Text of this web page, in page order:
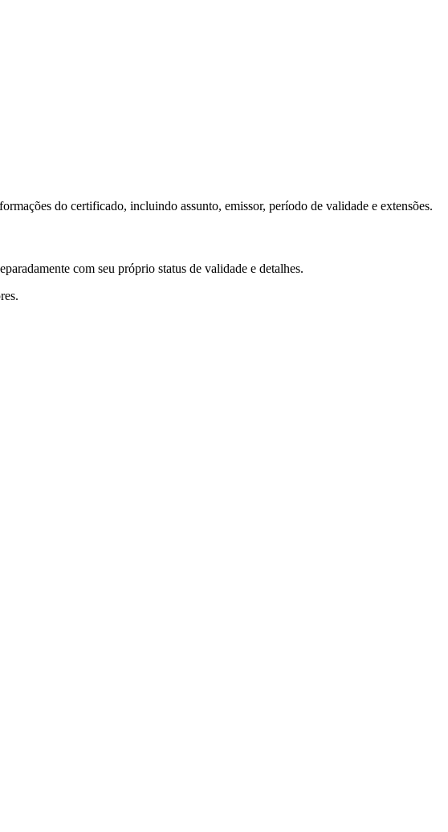
do certificado, incluindo assunto, emissor, período de validade e extensões.
com seu próprio status de validade e detalhes.